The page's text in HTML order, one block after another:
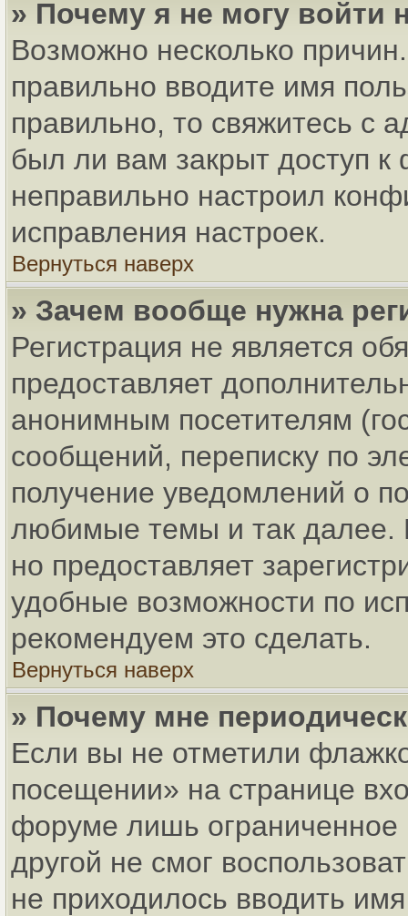
» Почему я не могу войти
Возможно несколько
правильно вводите имя
правильно, то свяжитесь с
был ли вам закрыт доступ
неправильно настроил
исправления настроек.
Вернуться наверх
» Зачем вообще нужна
Регистрация не является
предоставляет
анонимным посетителям
сообщений, переписку по
получение уведомлений о
любимые темы и так далее.
но предоставляет
удобные возможности по
рекомендуем это сделать.
Вернуться наверх
» Почему мне
Если вы не отметили
посещении» на странице
форуме лишь ограниченное
другой не смог
не приходилось вводить